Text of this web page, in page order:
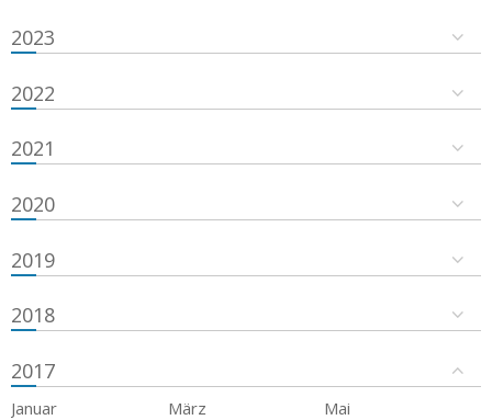
2023
2022
2021
2020
2019
2018
2017
Januar März
Mai